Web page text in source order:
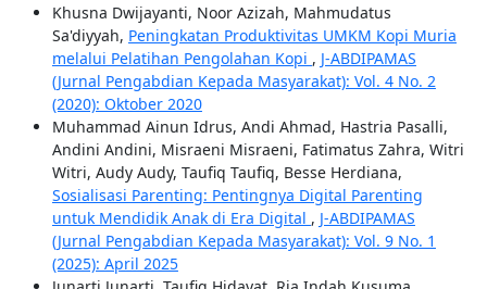
Khusna Dwijayanti, Noor Azizah, Mahmudatus
Sa'diyyah, Peningkatan Produktivitas UMKM Kopi Muria
melalui Pelatihan Pengolahan Kopi , J-ABDIPAMAS
(Jurnal Pengabdian Kepada Masyarakat): Vol. 4 No. 2
(2020): Oktober 2020
Muhammad Ainun Idrus, Andi Ahmad, Hastria Pasalli,
Andini Andini, Misraeni Misraeni, Fatimatus Zahra, Witri
Witri, Audy Audy, Taufiq Taufiq, Besse Herdiana,
Sosialisasi Parenting: Pentingnya Digital Parenting
untuk Mendidik Anak di Era Digital , J-ABDIPAMAS
(Jurnal Pengabdian Kepada Masyarakat): Vol. 9 No. 1
(2025): April 2025